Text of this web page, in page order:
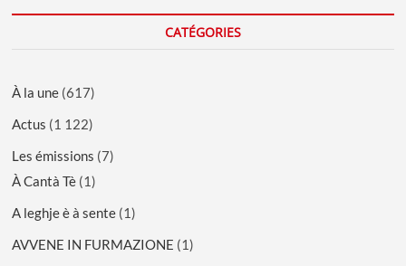
CATÉGORIES
À la une (617)
Actus (1 122)
Les émissions (7)
À Cantà Tè (1)
A leghje è à sente (1)
AVVENE IN FURMAZIONE (1)